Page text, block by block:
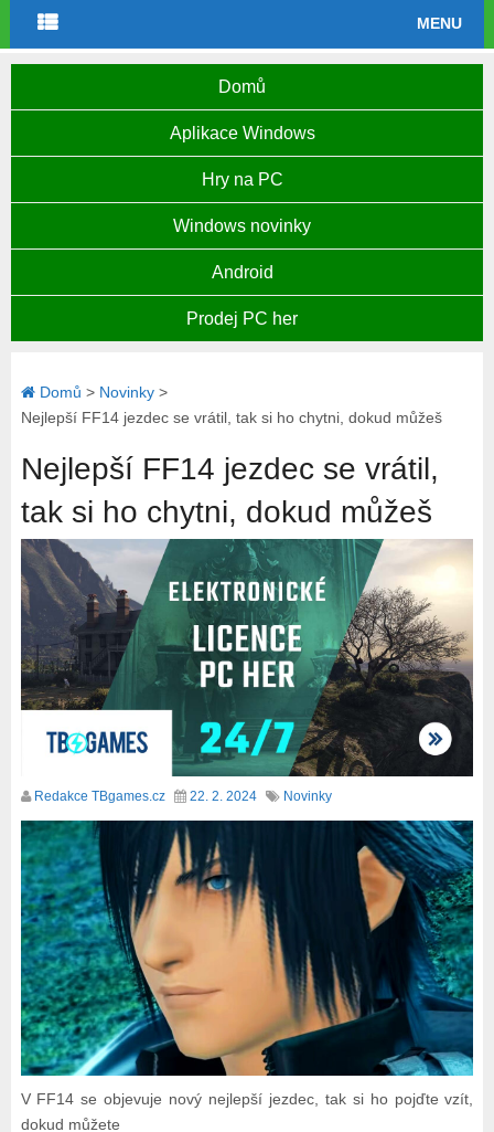
MENU
Domů
Aplikace Windows
Hry na PC
Windows novinky
Android
Prodej PC her
Domů > Novinky>
Nejlepší FF14 jezdec se vrátil, tak si ho chytni, dokud můžeš
Nejlepší FF14 jezdec se vrátil,
tak si ho chytni, dokud můžeš
Redakce TBgames.cz 22. 2. 2024 Novinky
V FF14 se objevuje nový nejlepší jezdec, tak si ho pojďte vzít,
dokud můžete